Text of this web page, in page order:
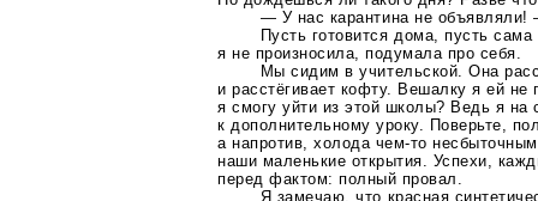
— У нас карантина не объявляли!
Пусть готовится дома, пусть
я не произносила, подумала про себя.
Мы сидим в учительской. Она
и расстёгивает кофту. Вешалку я ей не
я смогу уйти из этой школы? Ведь я на
к дополнительному уроку. Поверьте,
а напротив, холода чем-то
наши маленькие открытия. Успехи,
перед фактом: полный провал.
Я замечаю, что красная